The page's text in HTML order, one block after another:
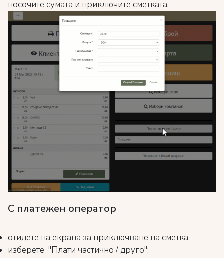
посочите сумата и приключите сметката.
С платежен оператор
отидете на екрана за приключване на сметка
изберете "Плати частично / друго";